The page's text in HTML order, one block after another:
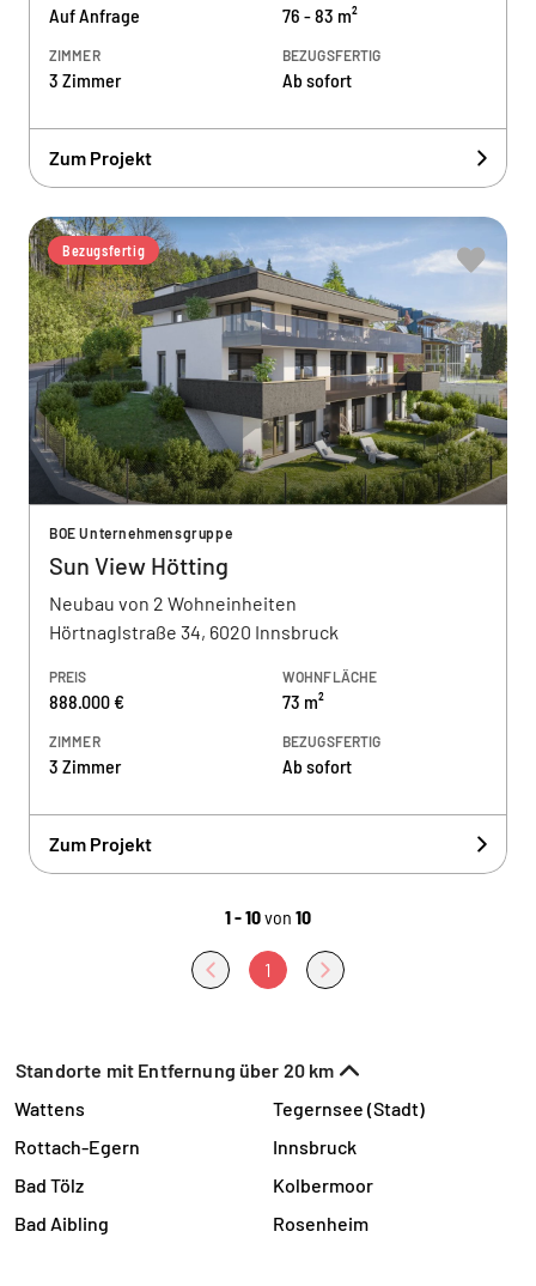
Auf Anfrage 76 - 83 m²
ZIMMER
3 Zimmer
BEZUGSFERTIG
Ab sofort
Zum Projekt
Bezugsfertig
BOE Unternehmensgruppe
Sun View Hötting
Neubau von 2 Wohneinheiten
Hörtnaglstraße 34, 6020 Innsbruck
PREIS
888.000 €
WOHNFLÄCHE
73 m²
ZIMMER
3 Zimmer
BEZUGSFERTIG
Ab sofort
Zum Projekt
1 - 10von 10
1
Standorte mit Entfernung über 20 km
Wattens
Tegernsee (Stadt)
Rottach-Egern
Innsbruck
Bad Tölz
Kolbermoor
Bad Aibling
Rosenheim